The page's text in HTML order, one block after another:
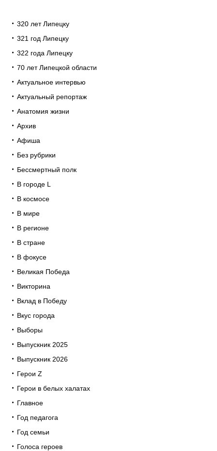
320 лет Липецку
321 год Липецку
322 года Липецку
70 лет Липецкой области
Актуальное интервью
Актуальный репортаж
Анатомия жизни
Архив
Афиша
Без рубрики
Бессмертный полк
В городе L
В космосе
В мире
В регионе
В стране
В фокусе
Великая Победа
Викторина
Вклад в Победу
Вкус города
Выборы
Выпускник 2025
Выпускник 2026
Герои Z
Герои в белых халатах
Главное
Год педагога
Год семьи
Голоса героев